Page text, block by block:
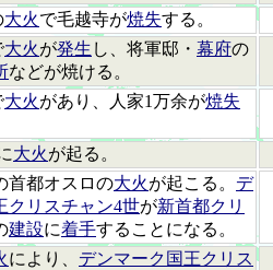
大火で毛越寺が焼失する。
大火が発生 し、将軍邸・ 幕府の
などが焼ける。
大火があり、人家1万余が焼失
大火が起る。
首都オスロの大火が起こる。 デ
クリスチャン4世が新首都クリ
建設に着手することになる。
により、 デンマーク国王クリス